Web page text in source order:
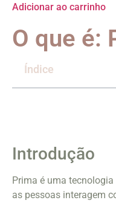
Adicionar ao carrinho
O que é:
Índice
Introdução
Prima é uma
as pessoas interagem